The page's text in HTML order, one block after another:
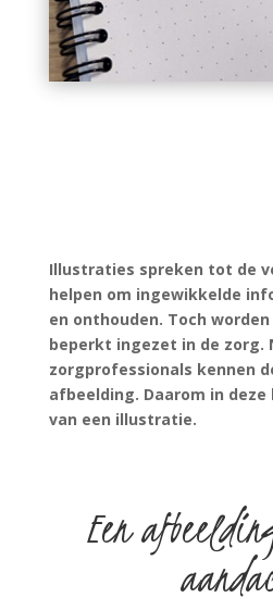
Illustraties spreken tot de
helpen om ingewikkelde
en onthouden. Toch
beperkt ingezet in de zorg.
zorgprofessionals kennen
afbeelding. Daarom in
van een illustratie.
Een